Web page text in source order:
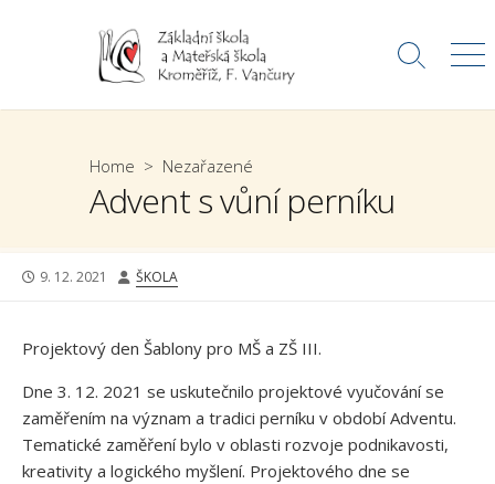
Search
Home > Nezařazené
Advent s vůní perníku
PUBLISHED
9. 12. 2021 AUTHOR
ŠKOLA
Projektový den Šablony pro MŠ a ZŠ III.
Dne 3. 12. 2021 se uskutečnilo projektové vyučování se
zaměřením na význam a tradici perníku v období Adventu.
Tematické zaměření bylo v oblasti rozvoje podnikavosti,
kreativity a logického myšlení. Projektového dne se